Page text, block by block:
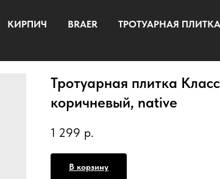
КИРПИЧ BRAER ТРОТУАРНАЯ ПЛИТКА
Тротуарная плитка
коричневый, native
1 299 р.
В корзину